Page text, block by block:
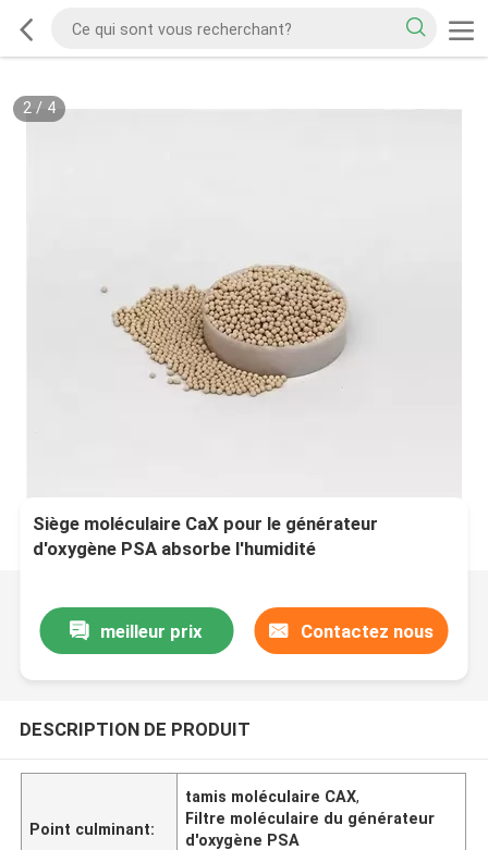
2/ 4
Siège moléculaire CaX pour le générateur
d'oxygène PSA absorbe l'humidité
meilleur prix Contactez nous
DESCRIPTION DE PRODUIT
Point culminant:
tamis moléculaire CAX,
Filtre moléculaire du générateur
d'oxygène PSA